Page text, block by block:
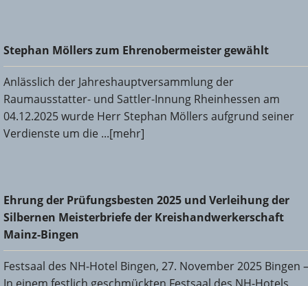
Stephan Möllers zum Ehrenobermeister gewählt
Stephan Möllers zum Ehrenobermeister gewählt
Anlässlich der Jahreshauptversammlung der
Raumausstatter- und Sattler-Innung Rheinhessen am
04.12.2025 wurde Herr Stephan Möllers aufgrund seiner
Verdienste um die ...[mehr]
Ehrung der Prüfungsbesten 2025 und Verleihung der
Silbernen Meisterbriefe der Kreishandwerkerschaft Mainz-
Bingen
Ehrung der Prüfungsbesten 2025 und Verleihung der
Silbernen Meisterbriefe der Kreishandwerkerschaft
Mainz-Bingen
Festsaal des NH-Hotel Bingen, 27. November 2025 Bingen –